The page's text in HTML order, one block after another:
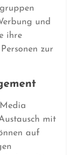
und
ihre
zur
mit
auf